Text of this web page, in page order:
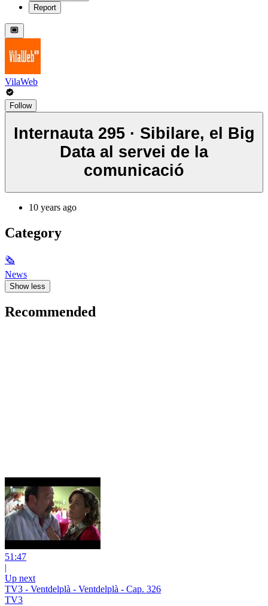
Report
VilaWeb
Follow
Internauta 295 · Sibilare, el Big
Data al servei de la
comunicació
10 years ago
Category
🗞
News
Show less
Recommended
51:47
|
Up next
TV3 - Ventdelplà - Ventdelplà - Cap. 326
TV3